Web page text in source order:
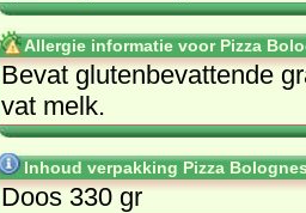
Allergie informatie voor Pizza
Be­vat glu­ten­be­vat­ten­de
vat melk.
Inhoud verpakking Pizza
Doos 330 gr